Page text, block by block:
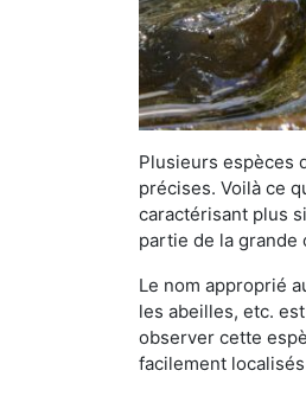
Plusieurs espèces
précises. Voilà ce
caractérisant plus
partie de la grande
Le nom approprié
les abeilles, etc.
observer cette
facilement localisés